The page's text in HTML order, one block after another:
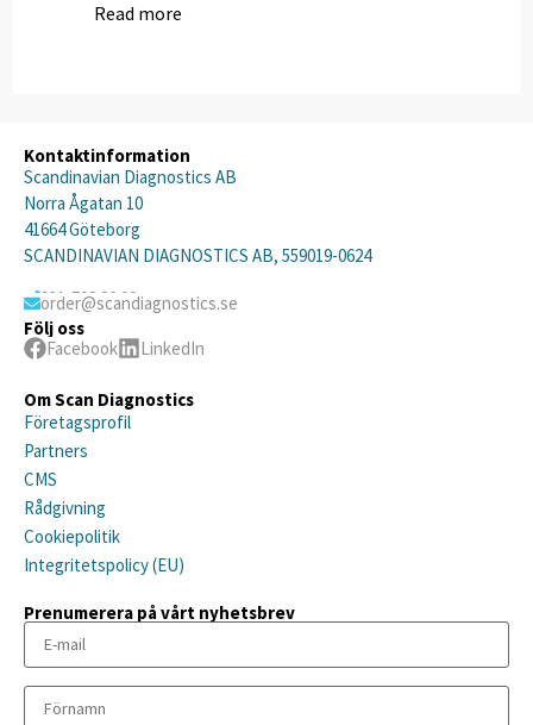
Read more
Kontaktinformation
Scandinavian Diagnostics AB
Norra Ågatan 10
41664 Göteborg
SCANDINAVIAN DIAGNOSTICS AB, 559019-0624
031-792 20 20
order@scandiagnostics.se
Följ oss
Facebook
LinkedIn
Om Scan Diagnostics
Företagsprofil
Partners
CMS
Rådgivning
Cookiepolitik
Integritetspolicy (EU)
Prenumerera på vårt nyhetsbrev